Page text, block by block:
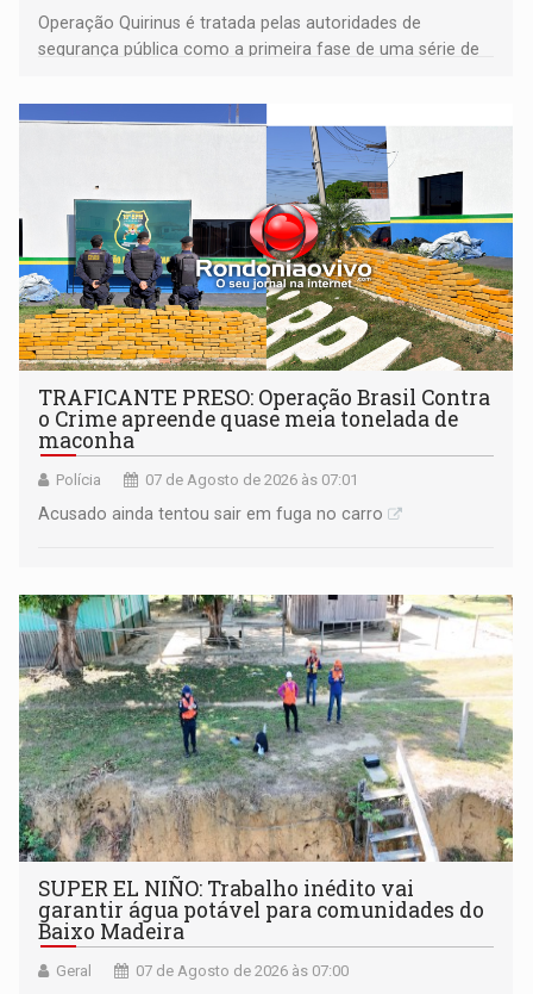
Operação Quirinus é tratada pelas autoridades de
segurança pública como a primeira fase de uma série de
TRAFICANTE PRESO: Operação Brasil Contra
o Crime apreende quase meia tonelada de
maconha
Polícia 07 de Agosto de 2026 às 07:01
Acusado ainda tentou sair em fuga no carro
SUPER EL NIÑO: Trabalho inédito vai
garantir água potável para comunidades do
Baixo Madeira
Geral 07 de Agosto de 2026 às 07:00